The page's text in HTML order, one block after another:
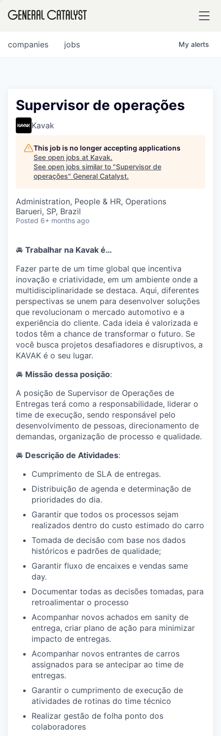
FUND
INSTITUTE
COMPANY
Content
jobs
companies My alerts
Supervisor de operações
Kavak
This job is no longer accepting applications
See open jobs at Kavak.
See open jobs similar to "Supervisor de
operações" General Catalyst.
Administration, People & HR, Operations
Barueri, SP, Brazil
Posted 6+ months ago
🚘 Trabalhar na Kavak é…
Fazer parte de um time global que incentiva
inovação e criatividade, em um ambiente onde a
multidisciplinaridade se destaca. Aqui, diferentes
perspectivas se unem para desenvolver soluções
que revolucionam o mercado automotivo e a
experiência do cliente. Cada ideia é valorizada e
todos têm a chance de transformar o futuro. Se
você busca projetos desafiadores e disruptivos, a
KAVAK é o seu lugar.
🚘 Missão dessa posição:
A posição de Supervisor de Operações de
Entregas terá como a responsabilidade, liderar o
time de execução, sendo responsável pelo
desenvolvimento de pessoas, direcionamento de
demandas, organização de processo e qualidade.
🚘 Descrição de Atividades:
Cumprimento de SLA de entregas.
Distribuição de agenda e determinação de
prioridades do dia.
Garantir que todos os processos sejam
realizados dentro do custo estimado do carro
Tomada de decisão com base nos dados
históricos e padrões de qualidade;
Garantir fluxo de encaixes e vendas same
day.
Documentar todas as decisões tomadas, para
retroalimentar o processo
Acompanhar novos achados em sanity de
entrega, criar plano de ação para minimizar
impacto de entregas.
Acompanhar novos entrantes de carros
assignados para se antecipar ao time de
entregas.
Garantir o cumprimento de execução de
atividades de rotinas do time técnico
Realizar gestão de folha ponto dos
colaboradores